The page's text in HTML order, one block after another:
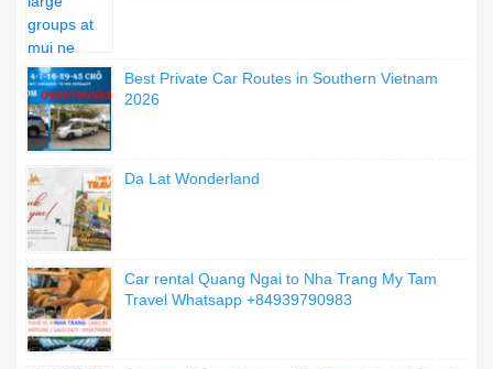
Best Private Car Routes in Southern Vietnam
2026
Da Lat Wonderland
Car rental Quang Ngai to Nha Trang My Tam
Travel Whatsapp +84939790983